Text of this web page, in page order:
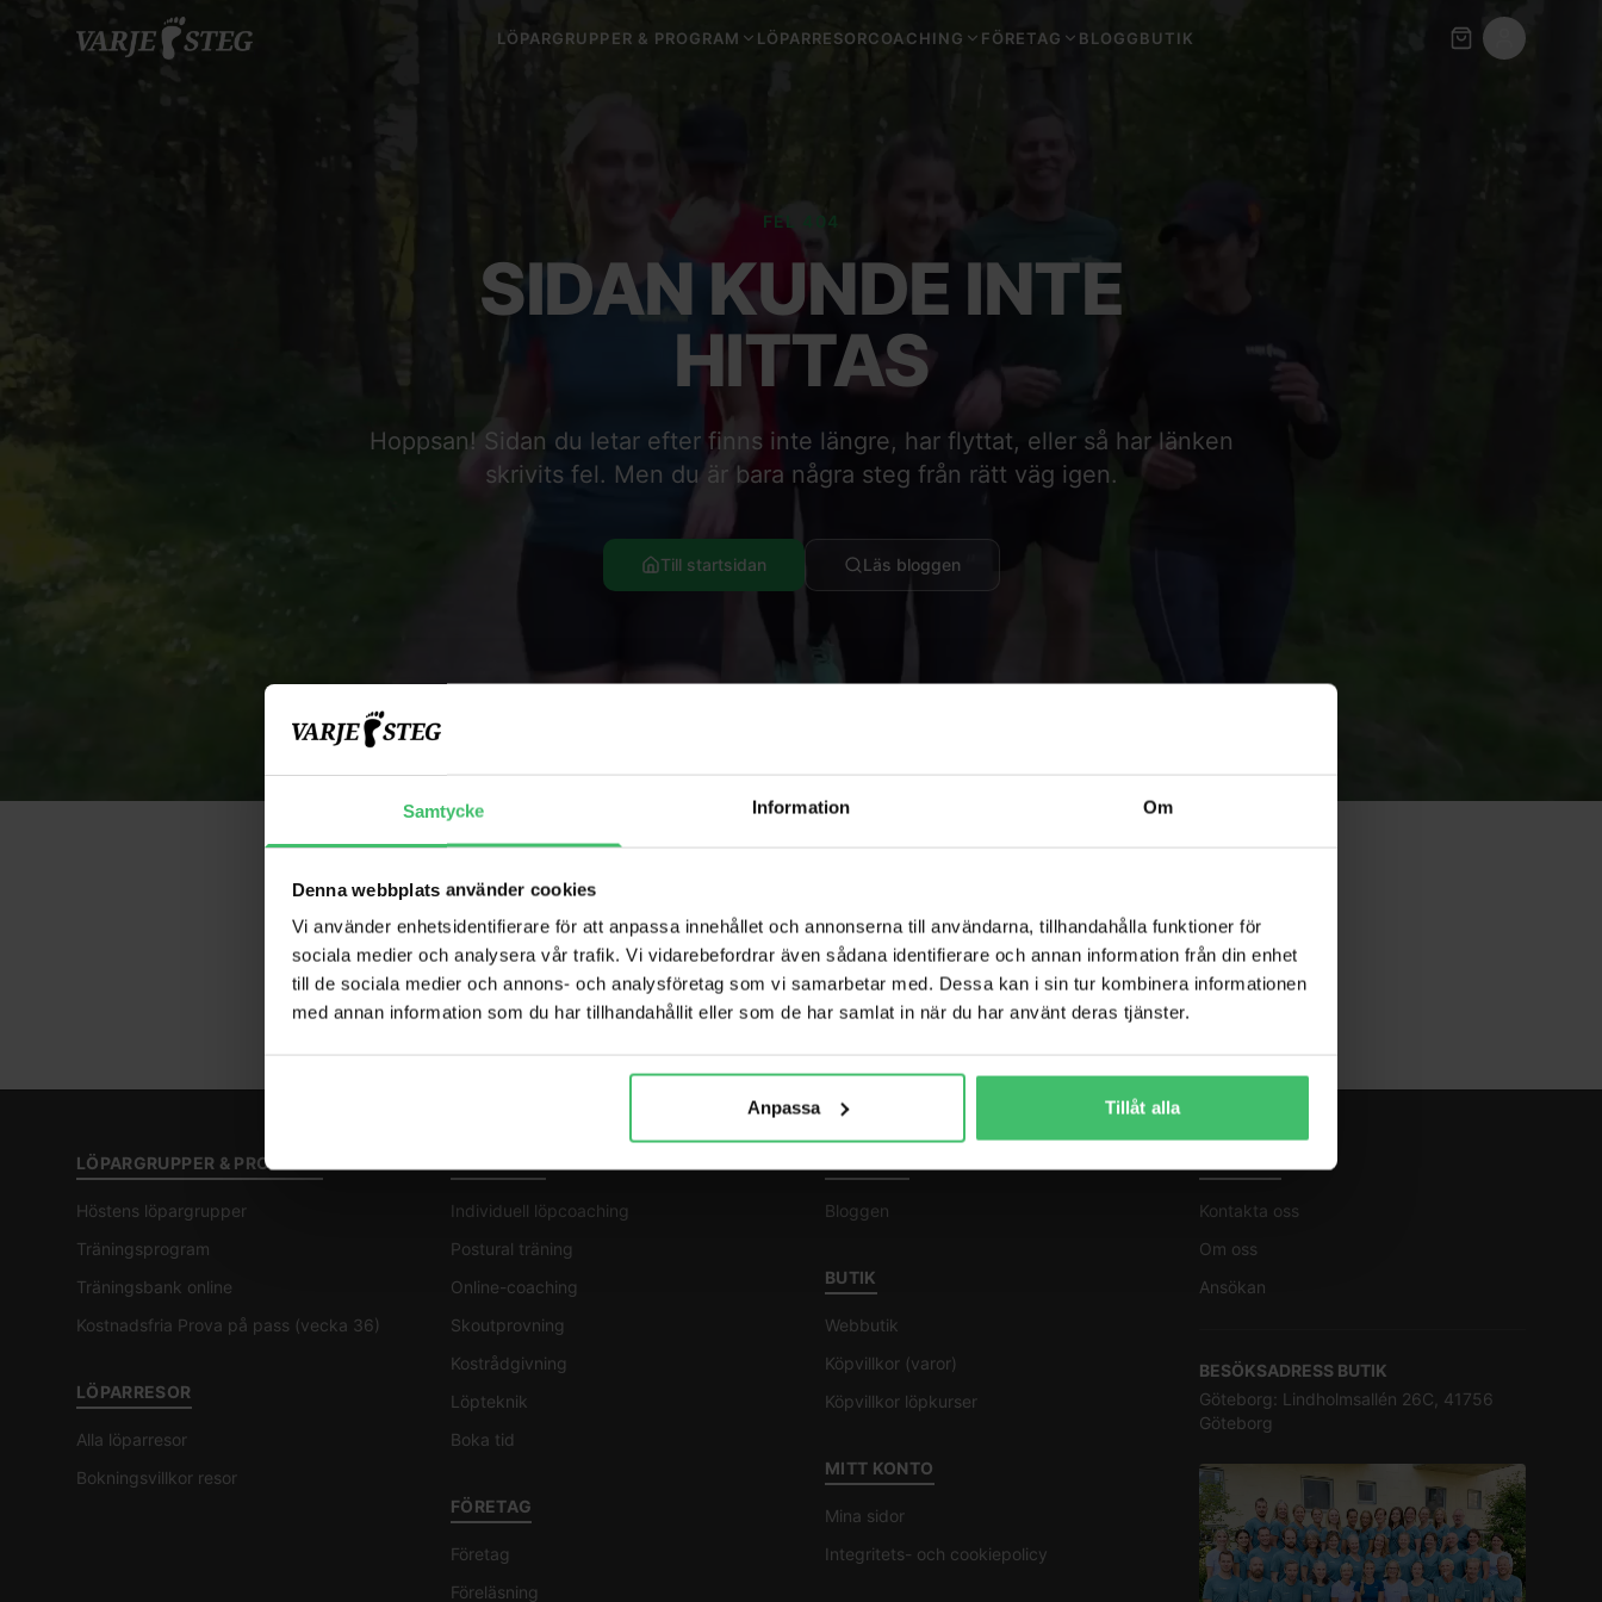
Samtycke Information Om
Denna webbplats använder cookies
Vi använder enhetsidentifierare för att anpassa innehållet och annonserna till användarna, tillhandahålla funktioner för
sociala medier och analysera vår trafik. Vi vidarebefordrar även sådana identifierare och annan information från din enhet
till de sociala medier och annons- och analysföretag som vi samarbetar med. Dessa kan i sin tur kombinera informationen
med annan information som du har tillhandahållit eller som de har samlat in när du har använt deras tjänster.
Anpassa Tillåt alla
LÖPARGRUPPER & PROGRAM LÖPARRESORCOACHING FÖRETAG BLOGGBUTIK
FEL 404
SIDAN KUNDE INTE
HITTAS
Hoppsan! Sidan du letar efter finns inte längre, har flyttat, eller så har länken
skrivits fel. Men du är bara några steg från rätt väg igen.
Till startsidan Läs bloggen
Löpargrupper Löparresor Coaching
LÖPARGRUPPER & PROGRAM
Höstens löpargrupper
Träningsprogram
Träningsbank online
Kostnadsfria Prova på pass (vecka 36)
LÖPARRESOR
Alla löparresor
Bokningsvillkor resor
Individuell löpcoaching
Postural träning
Online-coaching
Skoutprovning
Kostrådgivning
Löpteknik
Boka tid
FÖRETAG
Företag
Föreläsning
Bloggen
BUTIK
Webbutik
Köpvillkor (varor)
Köpvillkor löpkurser
MITT KONTO
Mina sidor
Integritets- och cookiepolicy
Kontakta oss
Om oss
Ansökan
BESÖKSADRESS BUTIK
Göteborg: Lindholmsallén 26C, 41756
Göteborg